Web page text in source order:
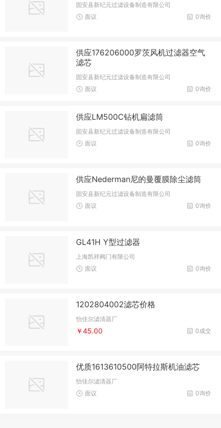
固安县新纪元过滤设备制造有限公司
0询价
面议
供应176206000罗茨风机过滤器空气
滤芯
固安县新纪元过滤设备制造有限公司
0询价
面议
供应LM500C钻机扁滤筒
固安县新纪元过滤设备制造有限公司
0询价
面议
供应Nederman尼的曼覆膜除尘滤筒
固安县新纪元过滤设备制造有限公司
0询价
面议
GL41H Y型过滤器
上海凯祥阀门有限公司
0询价
面议
1202804002滤芯价格
怡佳尔滤清器厂
0成交
￥45.00
优质1613610500阿特拉斯机油滤芯
怡佳尔滤清器厂
0询价
面议